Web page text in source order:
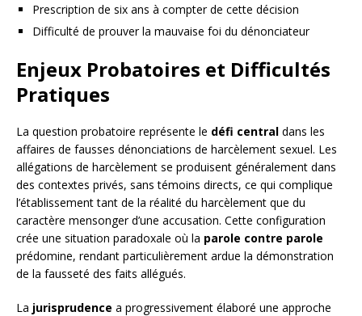
Prescription de six ans à compter de cette décision
Difficulté de prouver la mauvaise foi du dénonciateur
Enjeux Probatoires et Difficultés
Pratiques
La question probatoire représente le défi central dans les
affaires de fausses dénonciations de harcèlement sexuel. Les
allégations de harcèlement se produisent généralement dans
des contextes privés, sans témoins directs, ce qui complique
l’établissement tant de la réalité du harcèlement que du
caractère mensonger d’une accusation. Cette configuration
crée une situation paradoxale où la parole contre parole
prédomine, rendant particulièrement ardue la démonstration
de la fausseté des faits allégués.
La jurisprudence a progressivement élaboré une approche